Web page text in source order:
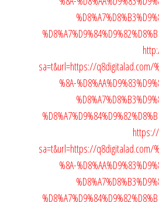
sa=t&url=https://q8digitalad.com/
%8A-
sa=t&url=https://q8digitalad.com/
%8A-